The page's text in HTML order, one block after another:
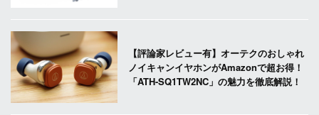
【評論家レビュー有】オーテクのおしゃれ
ノイキャンイヤホンがAmazonで超お得！
「ATH-SQ1TW2NC」の魅力を徹底解説！